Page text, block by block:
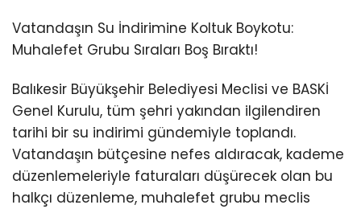
Vatandaşın Su İndirimine Koltuk Boykotu:
Muhalefet Grubu Sıraları Boş Bıraktı!
Balıkesir Büyükşehir Belediyesi Meclisi ve BASKİ
Genel Kurulu, tüm şehri yakından ilgilendiren
tarihi bir su indirimi gündemiyle toplandı.
Vatandaşın bütçesine nefes aldıracak, kademe
düzenlemeleriyle faturaları düşürecek olan bu
halkçı düzenleme, muhalefet grubu meclis